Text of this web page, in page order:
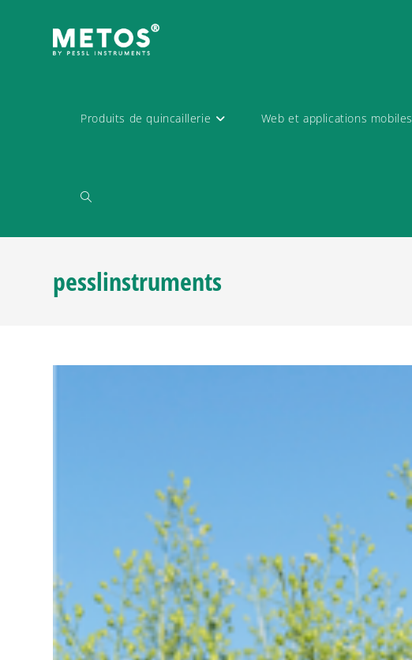
Produits de quincaillerie Web et applications mobiles
pesslinstruments